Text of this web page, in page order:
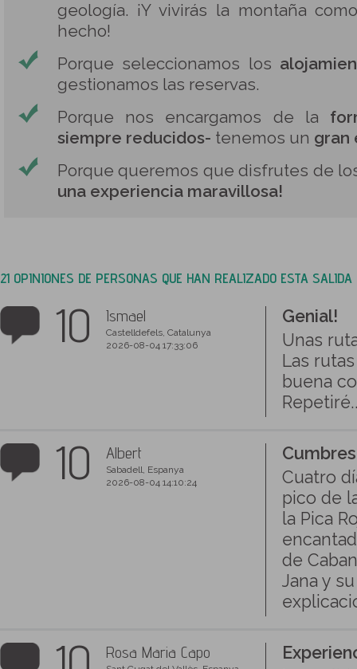
geología. ¡Y vivirás la montaña
hecho!
Porque seleccionamos los
gestionamos las reservas.
Porque nos encargamos de la
siempre reducidos- tenemos un gran
Porque queremos que disfrutes de
una experiencia maravillosa!
21 OPINIONES DE PERSONAS QUE HAN REALIZADO ESTA SALIDA
10 Ismael
Castelldefels, Catalunya
2026-08-04 17:33:06
Genial!
Unas
Las
buena
10 Albert
Sabadell, Espanya
2026-08-04 14:10:24
Cuatro
pico de
la Pica
de
Jana y
Rosa Maria Capo